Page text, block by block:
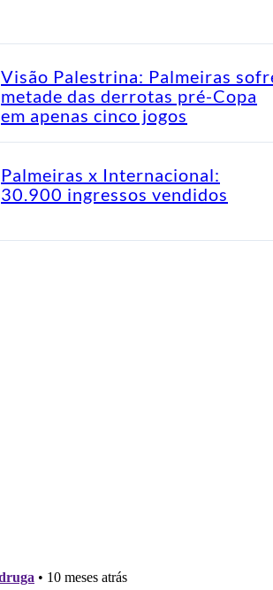
Visão Palestrina: Palmeiras
metade das derrotas pré-Copa
em apenas cinco jogos
Palmeiras x Internacional:
30.900 ingressos vendidos